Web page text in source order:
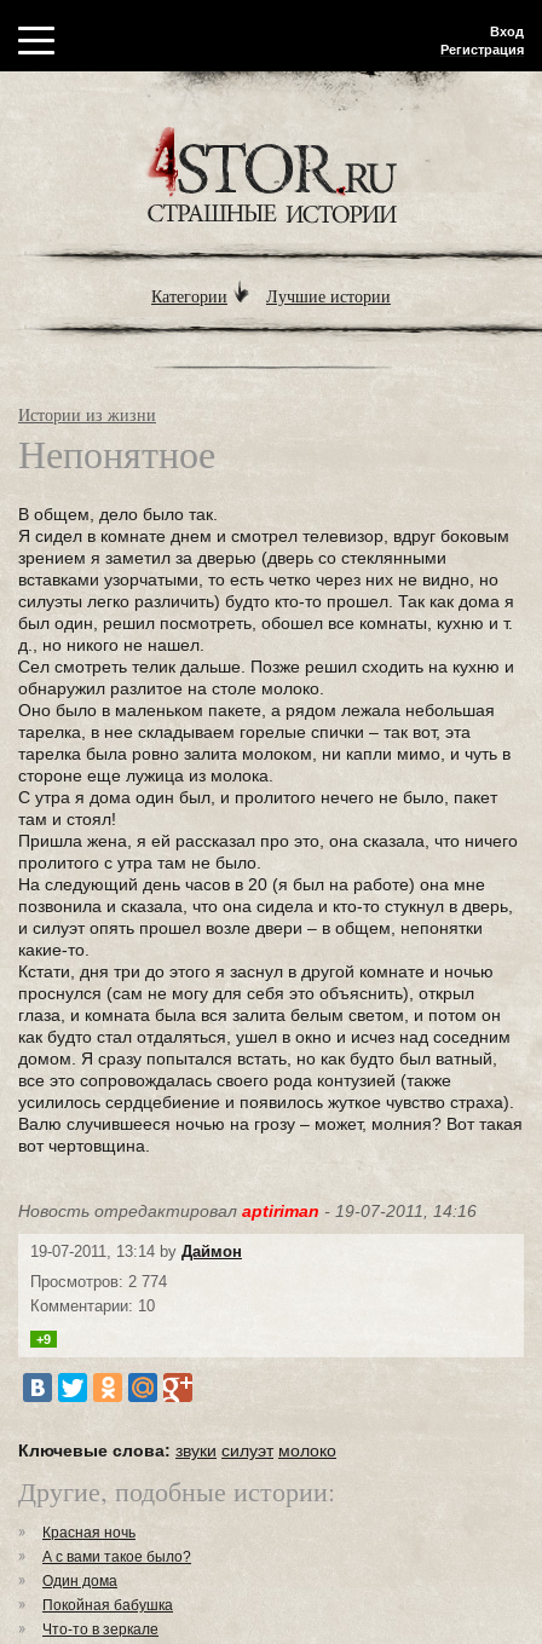
Вход
Регистрация
Категории Лучшие истории
Истории из жизни
Непонятное
В общем, дело было так.
Я сидел в комнате днем и смотрел телевизор, вдруг боковым
зрением я заметил за дверью (дверь со стеклянными
вставками узорчатыми, то есть четко через них не видно, но
силуэты легко различить) будто кто-то прошел. Так как дома я
был один, решил посмотреть, обошел все комнаты, кухню и т.
д., но никого не нашел.
Сел смотреть телик дальше. Позже решил сходить на кухню и
обнаружил разлитое на столе молоко.
Оно было в маленьком пакете, а рядом лежала небольшая
тарелка, в нее складываем горелые спички – так вот, эта
тарелка была ровно залита молоком, ни капли мимо, и чуть в
стороне еще лужица из молока.
С утра я дома один был, и пролитого нечего не было, пакет
там и стоял!
Пришла жена, я ей рассказал про это, она сказала, что ничего
пролитого с утра там не было.
На следующий день часов в 20 (я был на работе) она мне
позвонила и сказала, что она сидела и кто-то стукнул в дверь,
и силуэт опять прошел возле двери – в общем, непонятки
какие-то.
Кстати, дня три до этого я заснул в другой комнате и ночью
проснулся (сам не могу для себя это объяснить), открыл
глаза, и комната была вся залита белым светом, и потом он
как будто стал отдаляться, ушел в окно и исчез над соседним
домом. Я сразу попытался встать, но как будто был ватный,
все это сопровождалась своего рода контузией (также
усилилось сердцебиение и появилось жуткое чувство страха).
Валю случившееся ночью на грозу – может, молния? Вот такая
вот чертовщина.
Новость отредактировал aptiriman - 19-07-2011, 14:16
19-07-2011, 13:14 by Даймон
Просмотров: 2 774
Комментарии: 10
+9
Ключевые слова: звуки силуэт молоко
Другие, подобные истории:
Красная ночь
А с вами такое было?
Один дома
Покойная бабушка
Что-то в зеркале